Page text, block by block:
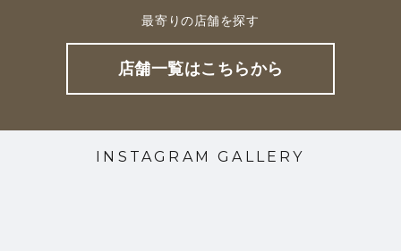
最寄りの店舗を探す
店舗一覧はこちらから
INSTAGRAM GALLERY